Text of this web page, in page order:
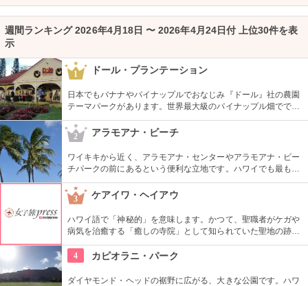
週間ランキング 2026年4月18日 〜 2026年4月24日付 上位30件を表
示
1 ドール・プランテーション
日本でもバナナやパイナップルでおなじみ『ドール』社の農園
テーマパークがあります。世界最大級のパイナップル畑ででき
た迷路やパイナップル・エキスプレスなど、大人も子供も楽し
めるアトラクションがあります。カワイイお土産もいっぱい。
2 アラモアナ・ビーチ
ワイキキから近く、アラモアナ・センターやアラモアナ・ビー
チパークの前にあるという便利な立地です。ハワイでも最も美
しいサンセットが見られると評判です。地元の方も多く、休日
はバーベキューやピクニックをしている人も見られます。
3 ケアイワ・ヘイアウ
ハワイ語で「神秘的」を意味します。かつて、聖職者がケガや
病気を治癒する「癒しの寺院」として知られていた聖地の跡地
です。現在はは『ケアイワ・ヘイアウ州立公園』として整備さ
れ、市民の憩いの場所になっています。
4 カピオラニ・パーク
ダイヤモンド・ヘッドの裾野に広がる、大きな公園です。ハワ